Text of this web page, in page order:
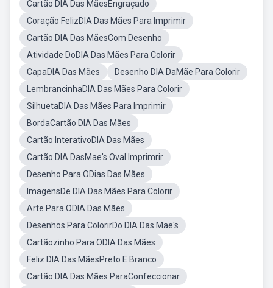
Cartão DIA Das MãesEngraçado
Coração FelizDIA Das Mães Para Imprimir
Cartão DIA Das MãesCom Desenho
Atividade DoDIA Das Mães Para Colorir
CapaDIA Das Mães
Desenho DIA DaMãe Para Colorir
LembrancinhaDIA Das Mães Para Colorir
SilhuetaDIA Das Mães Para Imprimir
BordaCartão DIA Das Mães
Cartão InterativoDIA Das Mães
Cartão DIA DasMae's Oval Imprimrir
Desenho Para ODias Das Mães
ImagensDe DIA Das Mães Para Colorir
Arte Para ODIA Das Mães
Desenhos Para ColorirDo DIA Das Mae's
Cartãozinho Para ODIA Das Mães
Feliz DIA Das MãesPreto E Branco
Cartão DIA Das Mães ParaConfeccionar